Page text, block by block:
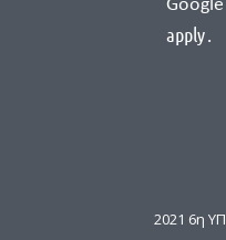
apply.
2021 6η